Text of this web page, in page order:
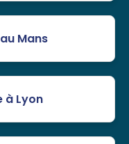
Mans
à Lyon